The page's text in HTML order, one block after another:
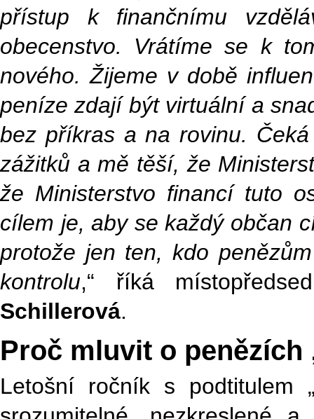
přístup k finančnímu
obecenstvo. Vrátíme se k
nového. Žijeme v době
peníze zdají být virtuální a
bez příkras a na rovinu.
zážitků a mě těší, že
že Ministerstvo financí tuto
cílem je, aby se každý občan
protože jen ten, kdo
kontrolu,“ říká
Schillerová.
Proč mluvit o penězích
Letošní ročník s podtitulem